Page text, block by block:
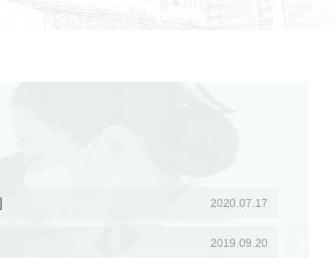
2020.07.17
2019.09.20